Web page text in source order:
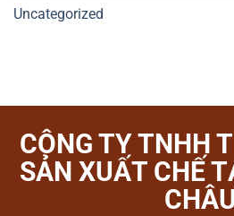
Uncategorized
CÔNG TY TNHH
SẢN XUẤT CHẾ
CHÂU